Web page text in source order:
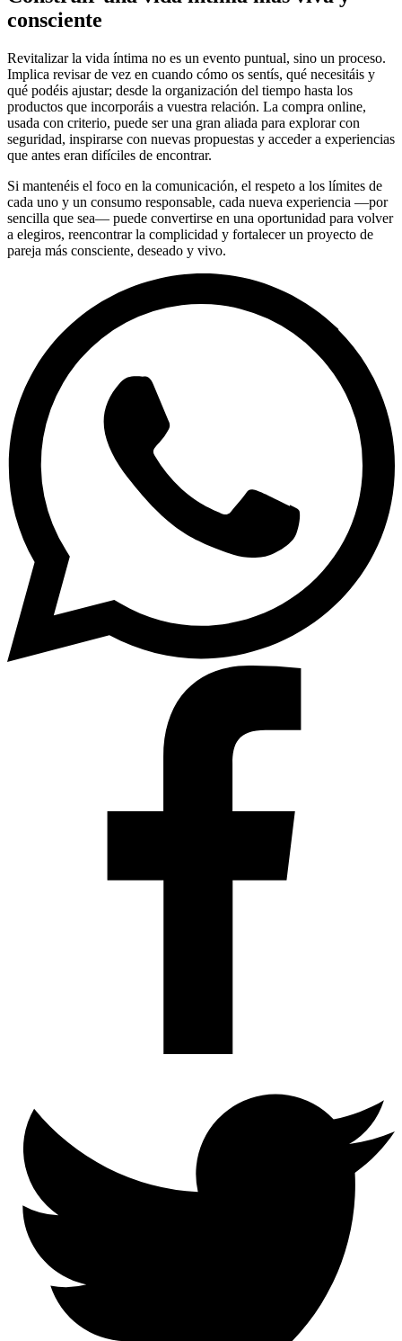
consciente
Revitalizar la vida íntima no es un evento puntual, sino un proceso.
Implica revisar de vez en cuando cómo os sentís, qué necesitáis y
qué podéis ajustar; desde la organización del tiempo hasta los
productos que incorporáis a vuestra relación. La compra online,
usada con criterio, puede ser una gran aliada para explorar con
seguridad, inspirarse con nuevas propuestas y acceder a experiencias
que antes eran difíciles de encontrar.
Si mantenéis el foco en la comunicación, el respeto a los límites de
cada uno y un consumo responsable, cada nueva experiencia —por
sencilla que sea— puede convertirse en una oportunidad para volver
a elegiros, reencontrar la complicidad y fortalecer un proyecto de
pareja más consciente, deseado y vivo.